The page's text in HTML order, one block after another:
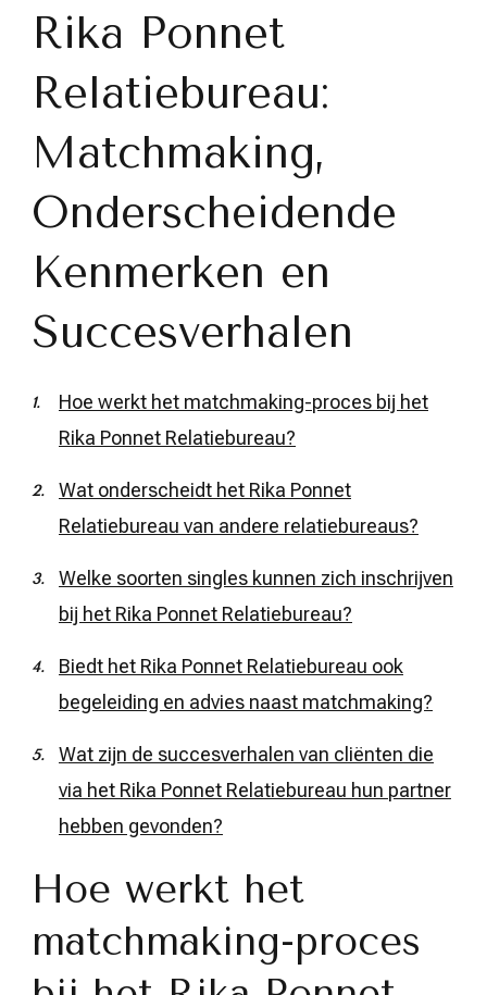
Rika Ponnet
Relatiebureau:
Matchmaking,
Onderscheidende
Kenmerken en
Succesverhalen
Hoe werkt het matchmaking-proces bij het
Rika Ponnet Relatiebureau?
Wat onderscheidt het Rika Ponnet
Relatiebureau van andere relatiebureaus?
Welke soorten singles kunnen zich inschrijven
bij het Rika Ponnet Relatiebureau?
Biedt het Rika Ponnet Relatiebureau ook
begeleiding en advies naast matchmaking?
Wat zijn de succesverhalen van cliënten die
via het Rika Ponnet Relatiebureau hun partner
hebben gevonden?
Hoe werkt het
matchmaking-proces